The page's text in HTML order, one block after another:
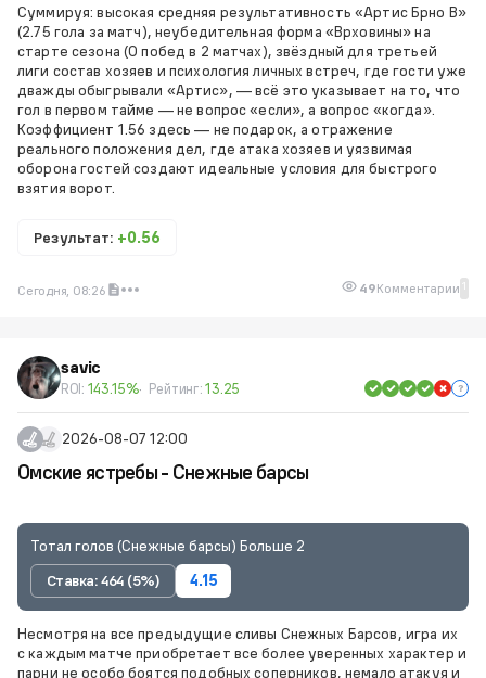
Суммируя: высокая средняя результативность «Артис Брно В»
(2.75 гола за матч), неубедительная форма «Врховины» на
старте сезона (0 побед в 2 матчах), звёздный для третьей
лиги состав хозяев и психология личных встреч, где гости уже
дважды обыгрывали «Артис», — всё это указывает на то, что
гол в первом тайме — не вопрос «если», а вопрос «когда».
Коэффициент 1.56 здесь — не подарок, а отражение
реального положения дел, где атака хозяев и уязвимая
оборона гостей создают идеальные условия для быстрого
взятия ворот.
Результат: +0.56
Сегодня, 08:26 49Комментарии 1
savic
ROI: 143.15% Рейтинг:13.25
2026-08-07 12:00
Омские ястребы - Снежные барсы
Тотал голов (Снежные барсы) Больше 2
Ставка: 464 (5%)
4.15
Несмотря на все предыдущие сливы Снежных Барсов, игра их
с каждым матче приобретает все более уверенных характер и
парни не особо боятся подобных соперников, немало атакуя и